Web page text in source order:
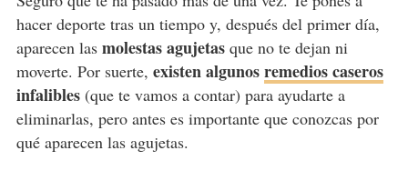
hacer deporte tras un tiempo y, después del primer día,
aparecen las molestas agujetasque no te dejan ni
moverte. Por suerte, existen algunosremedios caseros
infalibles(que te vamos a contar) para ayudarte a
eliminarlas, pero antes es importante que conozcas por
qué aparecen las agujetas.